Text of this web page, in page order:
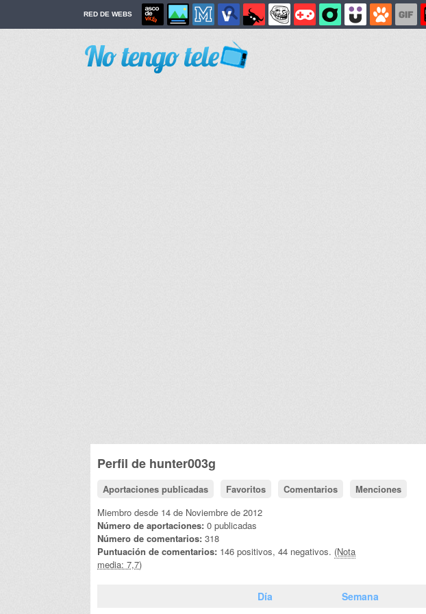
RED DE WEBS
Perfil de hunter003g
Aportaciones publicadas Favoritos Comentarios
Menciones
Miembro desde 14 de Noviembre de 2012
Número de aportaciones: 0 publicadas
Número de comentarios: 318
Puntuación de comentarios: 146 positivos, 44 negativos. (Nota
media: 7,7)
Día Semana